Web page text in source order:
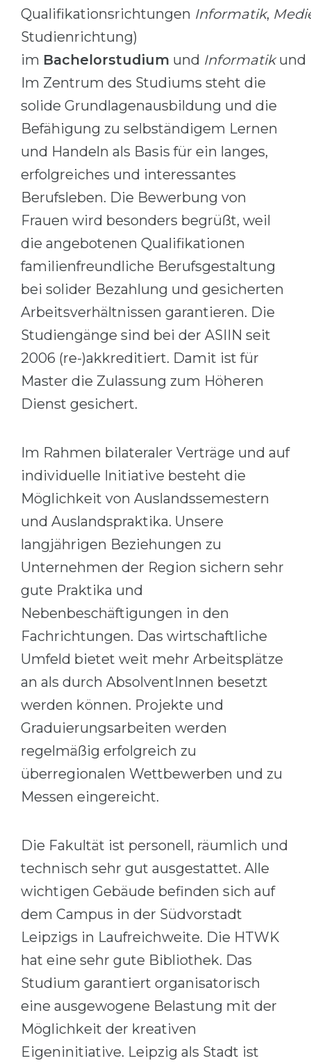
Qualifikationsrichtungen Informatik,
Studienrichtung)
im Bachelorstudium und Informatikund
Im Zentrum des Studiums steht die
solide Grundlagenausbildung und die
Befähigung zu selbständigem Lernen
und Handeln als Basis für ein langes,
erfolgreiches und interessantes
Berufsleben. Die Bewerbung von
Frauen wird besonders begrüßt, weil
die angebotenen Qualifikationen
familienfreundliche Berufsgestaltung
bei solider Bezahlung und gesicherten
Arbeitsverhältnissen garantieren. Die
Studiengänge sind bei der ASIIN seit
2006 (re-)akkreditiert. Damit ist für
Master die Zulassung zum Höheren
Dienst gesichert.
Im Rahmen bilateraler Verträge und auf
individuelle Initiative besteht die
Möglichkeit von Auslandssemestern
und Auslandspraktika. Unsere
langjährigen Beziehungen zu
Unternehmen der Region sichern sehr
gute Praktika und
Nebenbeschäftigungen in den
Fachrichtungen. Das wirtschaftliche
Umfeld bietet weit mehr Arbeitsplätze
an als durch AbsolventInnen besetzt
werden können. Projekte und
Graduierungsarbeiten werden
regelmäßig erfolgreich zu
überregionalen Wettbewerben und zu
Messen eingereicht.
Die Fakultät ist personell, räumlich und
technisch sehr gut ausgestattet. Alle
wichtigen Gebäude befinden sich auf
dem Campus in der Südvorstadt
Leipzigs in Laufreichweite. Die HTWK
hat eine sehr gute Bibliothek. Das
Studium garantiert organisatorisch
eine ausgewogene Belastung mit der
Möglichkeit der kreativen
Eigeninitiative. Leipzig als Stadt ist